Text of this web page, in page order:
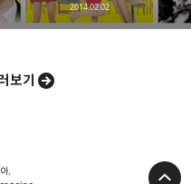
2014.02.02
보기
.